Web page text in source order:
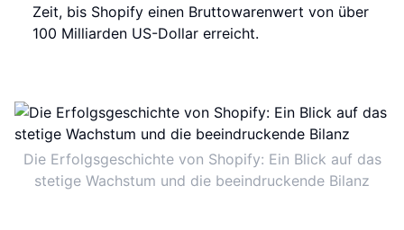
Zeit, bis Shopify einen Bruttowarenwert von über
100 Milliarden US-Dollar erreicht.
Die Erfolgsgeschichte von Shopify: Ein Blick auf das
stetige Wachstum und die beeindruckende Bilanz